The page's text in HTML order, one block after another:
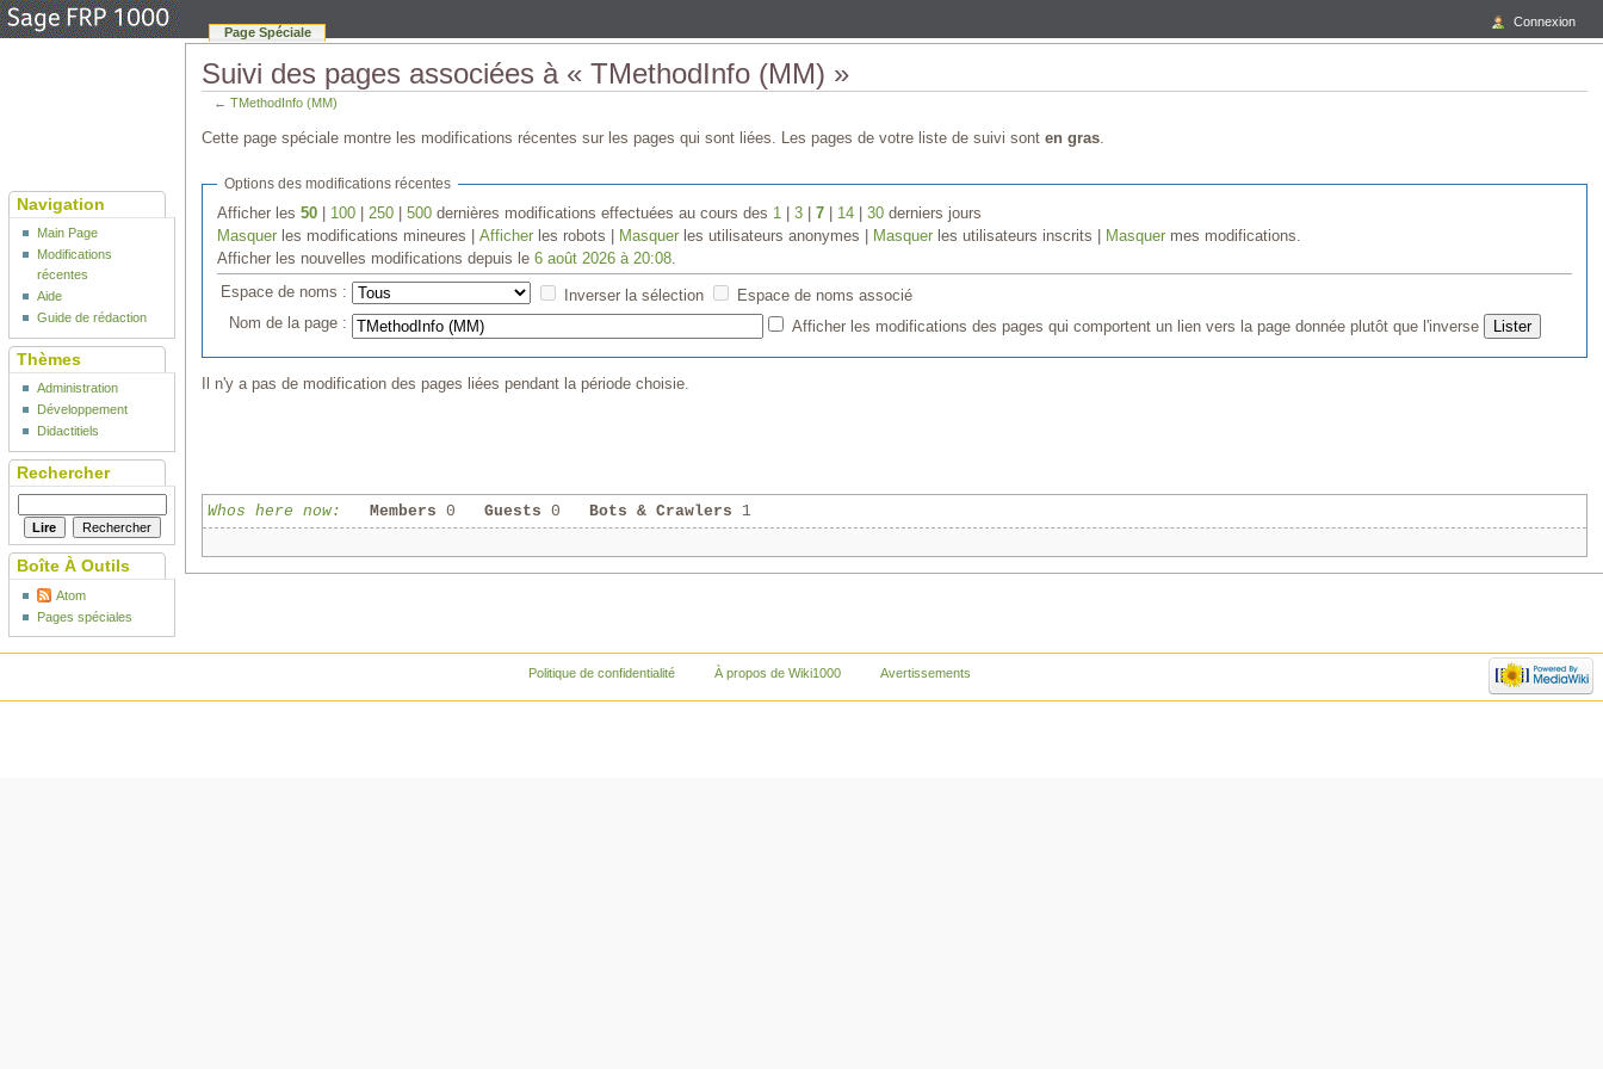
Suivi des pages associées à « TMethodInfo (MM) »
←TMethodInfo (MM)
Cette page spéciale montre les modifications récentes sur les pages qui sont liées. Les pages de votre liste de suivi sont en gras.
Options des modifications récentes
Afficher les50 100 250 |500 dernières modifications effectuées au cours des 1 |3 |7 14 |30 derniers jours
Masquer les modifications mineures |Afficher les robots | Masquer les utilisateurs anonymes | Masquer les utilisateurs inscrits | Masquer mes modifications.
Afficher les nouvelles modifications depuis le6 août 2026 à 20:08
Espace de noms : Inverser la sélection
Espace de noms associé
Nom de la page :
Afficher les modifications des pages qui comportent un lien vers la page donnée plutôt que l'inverse
Il n'y a pas de modification des pages liées pendant la période choisie.
Whos here now: Members 0 Guests 0 Bots & Crawlers 1
Page Spéciale
Connexion
Navigation
Main Page
Modifications
récentes
Aide
Guide de rédaction
Thèmes
Administration
Développement
Didactitiels
Rechercher
Boîte À Outils
Atom
Pages spéciales
Politique de confidentialité À propos de Wiki1000 Avertissements